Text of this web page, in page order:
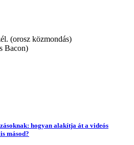
(orosz közmondás)
Bacon)
hogyan alakítja át a videós
másod?